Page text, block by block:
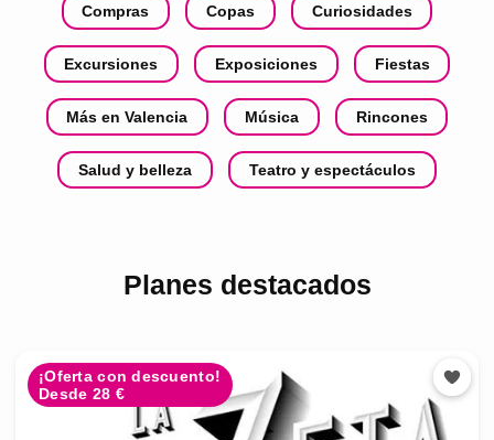
Compras Copas Curiosidades
Excursiones Exposiciones Fiestas
Más en Valencia Música Rincones
Salud y belleza Teatro y espectáculos
Planes destacados
¡Oferta con descuento!
Desde 28 €